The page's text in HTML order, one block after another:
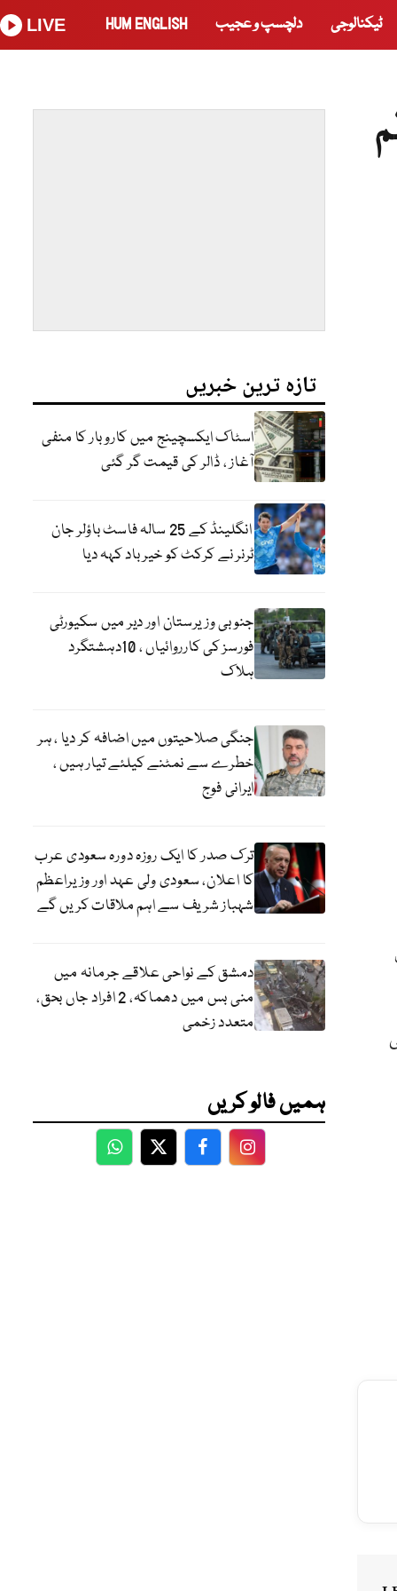
ٹیکنالوجی دلچسپ و عجیب HUM ENGLISH
LIVE
تازہ ترین خبریں
اسٹاک ایکسچینج میں کاروبار کا منفی
آغاز ، ڈالر کی قیمت گر گئی
انگلینڈ کے 25 سالہ فاسٹ باؤلر جان
ٹرنر نے کرکٹ کو خیر باد کہہ دیا
جنوبی وزیرستان اور دیر میں سکیورٹی
فورسز کی کارروائیاں ، 10دہشتگرد
ہلاک
جنگی صلاحیتوں میں اضافہ کر دیا ، ہر
خطرے سے نمٹنے کیلئے تیار ہیں ،
ایرانی فوج
ترک صدر کا ایک روزہ دورہ سعودی عرب
کا اعلان، سعودی ولی عہد اور وزیراعظم
شہباز شریف سے اہم ملاقات کریں گے
دمشق کے نواحی علاقے جرمانہ میں
منی بس میں دھماکہ، 2 افراد جاں بحق،
متعدد زخمی
ہمیں فالو کریں
WhatsApp
TwitterFacebookFacebook